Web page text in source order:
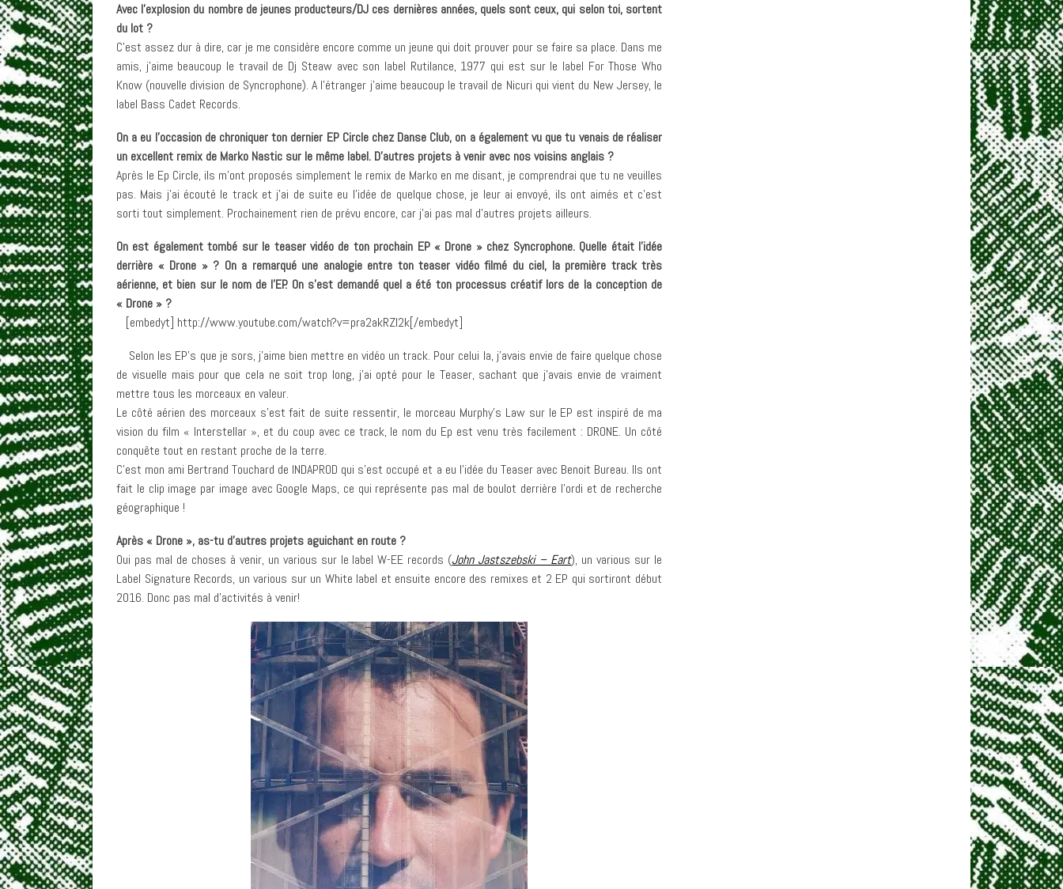
Avec l’explosion du nombre de jeunes producteurs/DJ ces dernières années, quels sont ceux, qui selon toi, sortent
du lot ?
C’est assez dur à dire, car je me considère encore comme un jeune qui doit prouver pour se faire sa place. Dans me
amis, j’aime beaucoup le travail de Dj Steaw avec son label Rutilance, 1977 qui est sur le label For Those Who
Know (nouvelle division de Syncrophone). A l’étranger j’aime beaucoup le travail de Nicuri qui vient du New Jersey, le
label Bass Cadet Records.
On a eu l’occasion de chroniquer ton dernier EP Circle chez Danse Club, on a également vu que tu venais de réaliser
un excellent remix de Marko Nastic sur le même label. D’autres projets à venir avec nos voisins anglais ?
Après le Ep Circle, ils m’ont proposés simplement le remix de Marko en me disant, je comprendrai que tu ne veuilles
pas. Mais j’ai écouté le track et j’ai de suite eu l’idée de quelque chose, je leur ai envoyé, ils ont aimés et c’est
sorti tout simplement. Prochainement rien de prévu encore, car j’ai pas mal d’autres projets ailleurs.
On est également tombé sur le teaser vidéo de ton prochain EP « Drone » chez Syncrophone. Quelle était l’idée
derrière « Drone » ? On a remarqué une analogie entre ton teaser vidéo filmé du ciel, la première track très
aérienne, et bien sur le nom de l’EP. On s’est demandé quel a été ton processus créatif lors de la conception de
« Drone » ?
[embedyt] http://www.youtube.com/watch?v=pra2akRZI2k[/embedyt]
Selon les EP’s que je sors, j’aime bien mettre en vidéo un track. Pour celui la, j’avais envie de faire quelque chose
de visuelle mais pour que cela ne soit trop long, j’ai opté pour le Teaser, sachant que j’avais envie de vraiment
mettre tous les morceaux en valeur.
Le côté aérien des morceaux s’est fait de suite ressentir, le morceau Murphy’s Law sur le EP est inspiré de ma
vision du film « Interstellar », et du coup avec ce track, le nom du Ep est venu très facilement : DRONE. Un côté
conquête tout en restant proche de la terre.
C’est mon ami Bertrand Touchard de INDAPROD qui s’est occupé et a eu l’idée du Teaser avec Benoit Bureau. Ils ont
fait le clip image par image avec Google Maps, ce qui représente pas mal de boulot derrière l’ordi et de recherche
géographique !
Après « Drone », as-tu d’autres projets aguichant en route ?
Oui pas mal de choses à venir, un various sur le label W-EE records (John Jastszebski – Eart), un various sur le
Label Signature Records, un various sur un White label et ensuite encore des remixes et 2 EP qui sortiront début
2016. Donc pas mal d’activités à venir!